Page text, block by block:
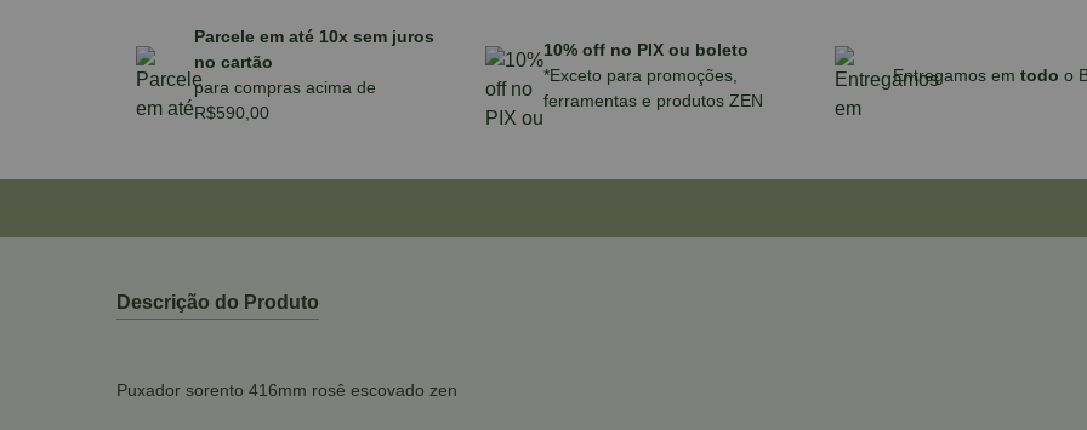
Parcele em até 10x sem juros
no cartão
para compras acima de
R$590,00
10% off no PIX ou boleto
*Exceto para promoções,
ferramentas e produtos ZEN
Entregamos em todo o
Descrição do Produto
Puxador sorento 416mm rosê escovado zen